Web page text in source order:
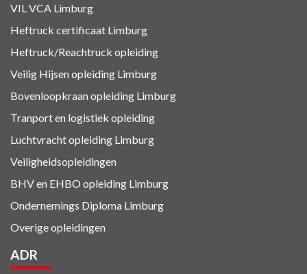
VIL VCA Limburg
Heftruck certificaat Limburg
Heftruck/Reachtruck opleiding
Veilig Hijsen opleiding Limburg
Bovenloopkraan opleiding Limburg
Tranport en logistiek opleiding
Luchtvrachtopleiding Limburg
Veiligheidsopleidingen
BHV en EHBO opleiding Limburg
Ondernemings Diploma Limburg
Overige opleidingen
ADR